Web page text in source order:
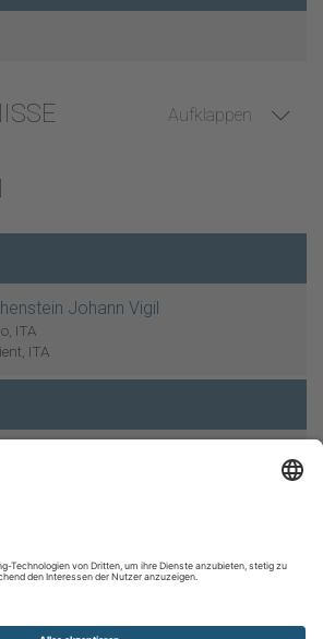
Aufklappen
Johann Vigil
ITA
ITA
Trostburg Johanna